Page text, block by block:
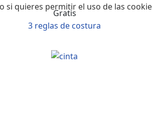
Gratis
3 reglas de costura
quieres permitir el uso de las